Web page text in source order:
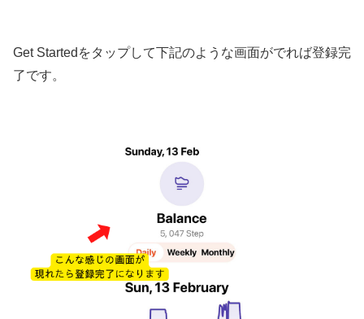
Get Startedをタップして下記のような画面がでれば登録完
了です。